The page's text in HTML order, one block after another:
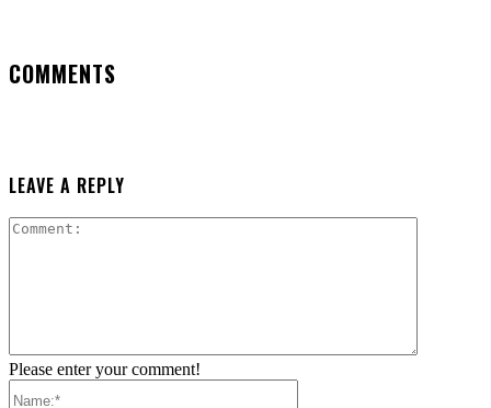
COMMENTS
LEAVE A REPLY
Please enter your comment!